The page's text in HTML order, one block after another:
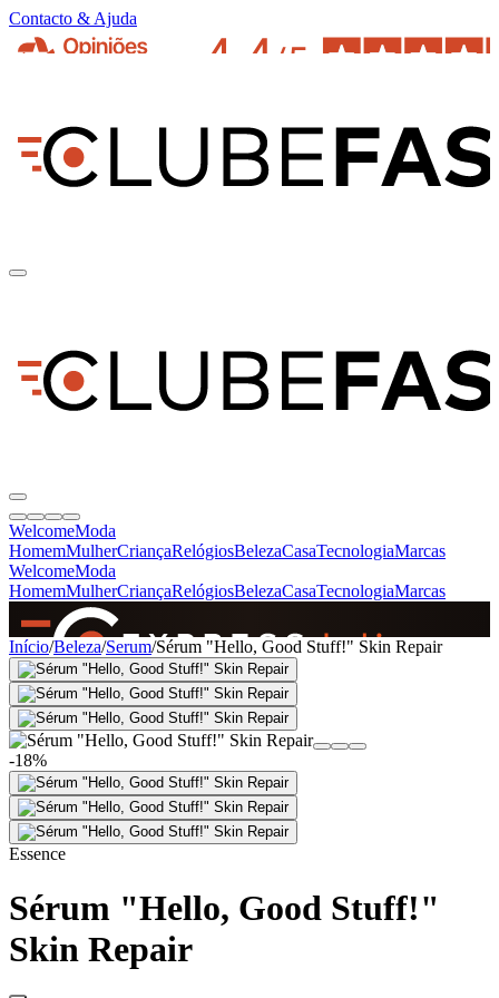
Contacto & Ajuda
WelcomeModa
HomemMulherCriançaRelógiosBelezaCasaTecnologiaMarcas
WelcomeModa
HomemMulherCriançaRelógiosBelezaCasaTecnologiaMarcas
SINCE 2005
+de 36.000 reviews
Início/Beleza/Serum/Sérum "Hello, Good Stuff!" Skin Repair
-18%
Essence
Sérum "Hello, Good Stuff!"
Skin Repair